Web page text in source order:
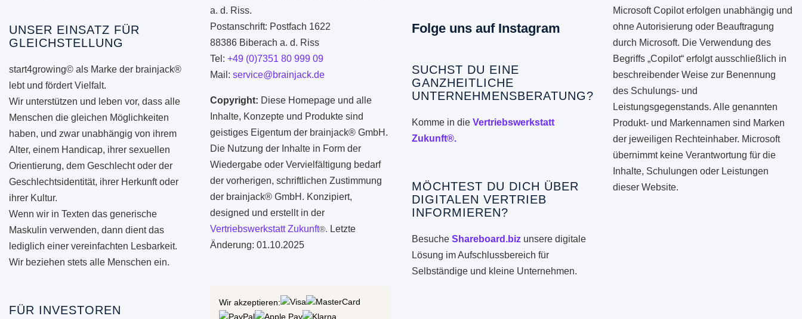
UNSER EINSATZ FÜR
GLEICHSTELLUNG
start4growing© als Marke der brainjack®
lebt und fördert Vielfalt.
Wir unterstützen und leben vor, dass alle
Menschen die gleichen Möglichkeiten
haben, und zwar unabhängig von ihrem
Alter, einem Handicap, ihrer sexuellen
Orientierung, dem Geschlecht oder der
Geschlechtsidentität, ihrer Herkunft oder
ihrer Kultur.
Wenn wir in Texten das generische
Maskulin verwenden, dann dient das
lediglich einer vereinfachten Lesbarkeit.
Wir beziehen stets alle Menschen ein.
FÜR INVESTOREN
a. d. Riss.
Postanschrift: Postfach 1622
88386 Biberach a. d. Riss
Tel:+49 (0)7351 80 999 09
Mail:service@brainjack.de
Copyright: Diese Homepage und alle
Inhalte, Konzepte und Produkte sind
geistiges Eigentum der brainjack® GmbH.
Die Nutzung der Inhalte in Form der
Wiedergabe oder Vervielfältigung bedarf
der vorherigen, schriftlichen Zustimmung
der brainjack® GmbH. Konzipiert,
designed und erstellt in der
Vertriebswerkstatt Zukunft®. Letzte
Änderung: 01.10.2025
Wir akzeptieren:
Folge uns auf Instagram
SUCHST DU EINE
GANZHEITLICHE
UNTERNEHMENSBERATUNG?
Komme in die Vertriebswerkstatt
Zukunft®.
MÖCHTEST DU DICH ÜBER
DIGITALEN VERTRIEB
INFORMIEREN?
Besuche Shareboard.bizunsere digitale
Lösung im Aufschlussbereich für
Selbständige und kleine Unternehmen.
Microsoft Copilot erfolgen unabhängig und
ohne Autorisierung oder Beauftragung
durch Microsoft. Die Verwendung des
Begriffs „Copilot“ erfolgt ausschließlich in
beschreibender Weise zur Benennung
des Schulungs- und
Leistungsgegenstands. Alle genannten
Produkt- und Markennamen sind Marken
der jeweiligen Rechteinhaber. Microsoft
übernimmt keine Verantwortung für die
Inhalte, Schulungen oder Leistungen
dieser Website.